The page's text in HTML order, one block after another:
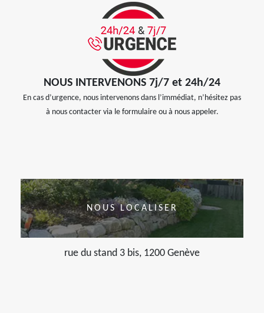
NOUS INTERVENONS 7j/7 et 24h/24
En cas d’urgence, nous intervenons dans l’immédiat, n’hésitez pas
à nous contacter via le formulaire ou à nous appeler.
NOUS LOCALISER
rue du stand 3 bis, 1200 Genève